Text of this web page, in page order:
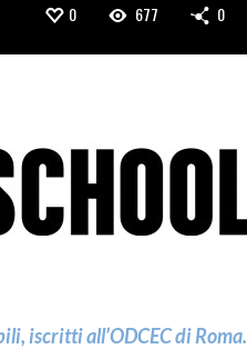
0 677 0
iscritti all’ODCEC di Roma.